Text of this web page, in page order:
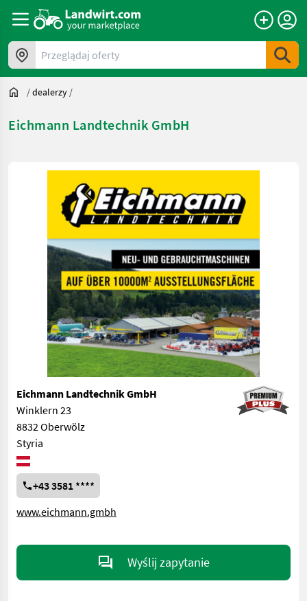
Przeglądaj oferty
/dealerzy /
Eichmann Landtechnik GmbH
Eichmann Landtechnik GmbH
Winklern 23
8832 Oberwölz
Styria
+43 3581 ****
www.eichmann.gmbh
Wyślij zapytanie